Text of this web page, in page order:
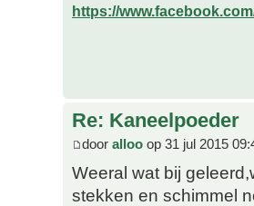
https://
Re: Kaneelpoeder
door alloo op 31 jul 2015
Weeral wat bij
stekken en schimmel